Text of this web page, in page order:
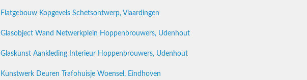
Flatgebouw Kopgevels Schetsontwerp, Vlaardingen
Glasobject Wand Netwerkplein Hoppenbrouwers, Udenhout
Glaskunst Aankleding Interieur Hoppenbrouwers, Udenhout
Kunstwerk Deuren Trafohuisje Woensel, Eindhoven